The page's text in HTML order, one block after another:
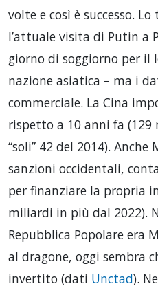
volte e così è successo.
l’attuale visita di Putin a
giorno di soggiorno per il
nazione asiatica – ma i
commerciale. La Cina
rispetto a 10 anni fa
“soli” 42 del 2014). Anche
sanzioni occidentali,
per finanziare la propria
miliardi in più dal 2022).
Repubblica Popolare era
al dragone, oggi sembra
invertito (dati Unctad).